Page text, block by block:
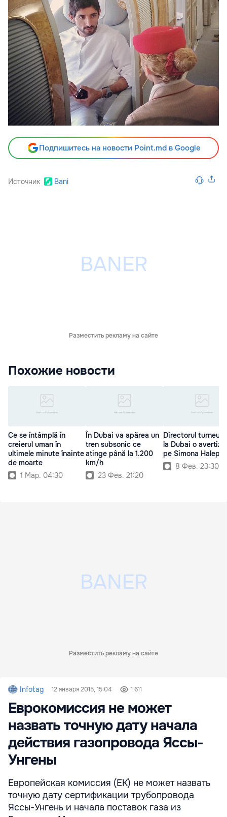
Подпишитесь на новости Point.md в Google
Источник Bani
Разместить рекламу на сайте
Похожие новости
Ce se întâmplă în
creierul uman în
ultimele minute înainte
de moarte
1 Мар. 04:30
În Dubai va apărea un
tren subsonic ce
atinge până la 1.200
km/h
23 Фев. 21:20
Directorul
la Dubai o
pe Simona Halep
8 Фев. 23:30
Разместить рекламу на сайте
Infotag 12 января 2015, 15:04 1 611
Еврокомиссия не может
назвать точную дату начала
действия газопровода Яссы-
Унгены
Европейская комиссия (ЕК) не может назвать
точную дату сертификации трубопровода
Яссы-Унгень и начала поставок газа из